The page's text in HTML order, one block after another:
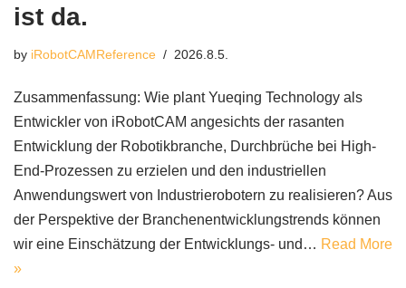
ist da.
by iRobotCAMReference 2026.8.5.
Zusammenfassung: Wie plant Yueqing Technology als
Entwickler von iRobotCAM angesichts der rasanten
Entwicklung der Robotikbranche, Durchbrüche bei High-
End-Prozessen zu erzielen und den industriellen
Anwendungswert von Industrierobotern zu realisieren? Aus
der Perspektive der Branchenentwicklungstrends können
wir eine Einschätzung der Entwicklungs- und… Read More
»